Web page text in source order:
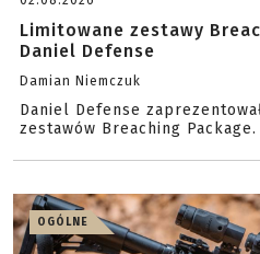
Limitowane zestawy
Daniel Defense
Damian Niemczuk
Daniel Defense
zestawów Breaching Package.
OGÓLNE